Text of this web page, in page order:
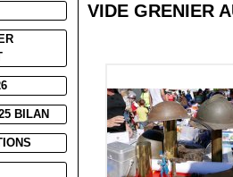
BILAN
VIDE GRENIER